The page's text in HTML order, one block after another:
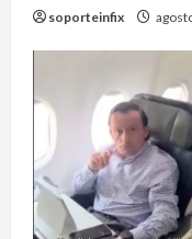
soporteinfix